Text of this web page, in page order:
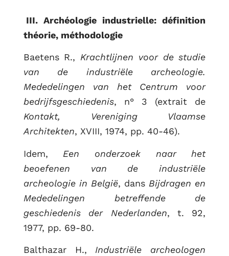
III. Archéologie industrielle: définition
théorie, méthodologie
Baetens R., Krachtlijnen voor de studie
van de industriële archeologie.
Mededelingen van het Centrum voor
bedrijfsgeschiedenis, n° 3 (extrait de
Kontakt, Vereniging Vlaamse
Architekten, XVIII, 1974, pp. 40-46).
Idem, Een onderzoek naar het
beoefenen van de industriële
archeologie in België, dans Bijdragen en
Mededelingen betreffende de
geschiedenis der Nederlanden, t. 92,
1977, pp. 69-80.
Balthazar H., Industriële archeologen